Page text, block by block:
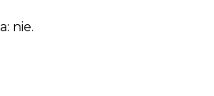
nie.